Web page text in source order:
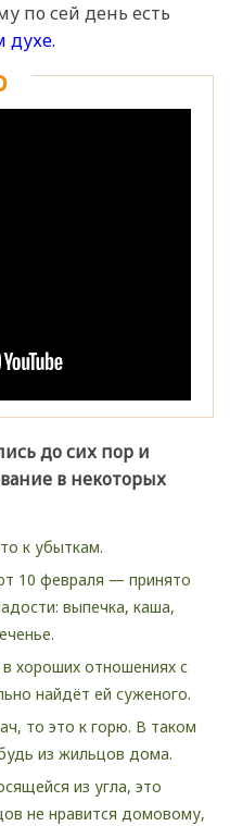
по сей день есть
духе.
до сих пор и
в некоторых
к убыткам.
10 февраля — принято
выпечка, каша,
хороших отношениях с
найдёт ей суженого.
то это к горю. В таком
из жильцов дома.
из угла, это
не нравится домовому,